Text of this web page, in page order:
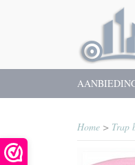
Home > Trap